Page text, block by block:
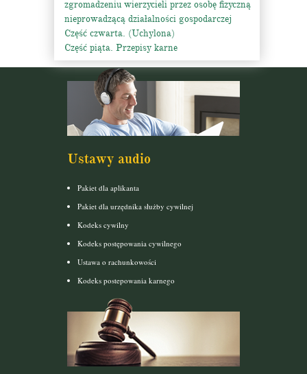
zgromadzeniu wierzycieli przez osobę fizyczną
nieprowadzącą działalności gospodarczej
Część czwarta. (Uchylona)
Część piąta. Przepisy karne
Ustawy audio
Pakiet dla aplikanta
Pakiet dla urzędnika służby cywilnej
Kodeks cywilny
Kodeks postępowania cywilnego
Ustawa o rachunkowości
Kodeks postepowania karnego